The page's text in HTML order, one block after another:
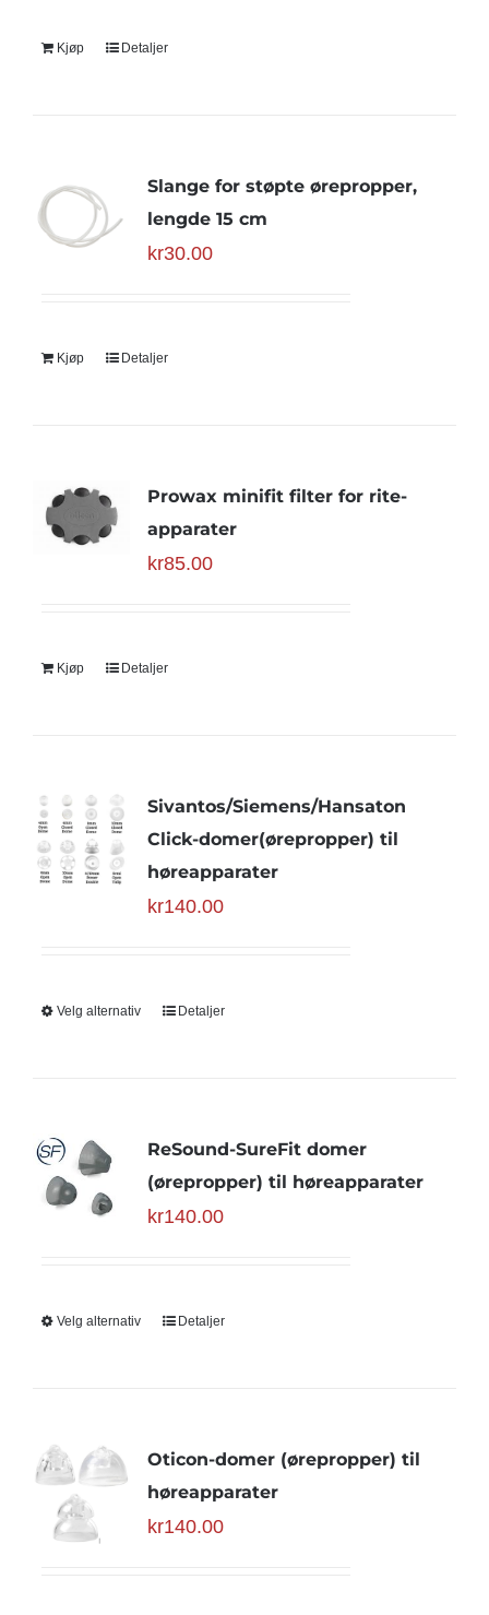
Kjøp Detaljer
Slange for støpte ørepropper,
lengde 15 cm
kr30.00
Kjøp Detaljer
Prowax minifit filter for rite-
apparater
kr85.00
Kjøp Detaljer
Sivantos/Siemens/Hansaton
Click-domer(ørepropper) til
høreapparater
kr140.00
Velg alternativ Detaljer
ReSound-SureFit domer
(ørepropper) til høreapparater
kr140.00
Velg alternativ Detaljer
Oticon-domer (ørepropper) til
høreapparater
kr140.00